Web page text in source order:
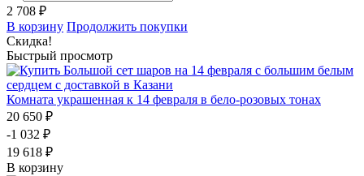
2 708 ₽
В корзину Продолжить покупки
Скидка!
Быстрый просмотр
Комната украшенная к 14 февраля в бело-розовых тонах
20 650 ₽
-1 032 ₽
19 618 ₽
В корзину